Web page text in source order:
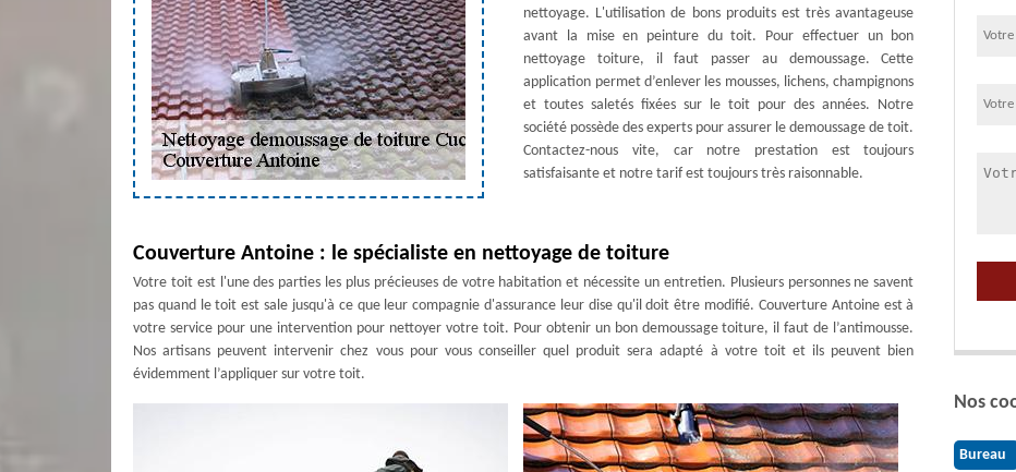
nettoyage. L'utilisation de bons produits est très avantageuse
avant la mise en peinture du toit. Pour effectuer un bon
nettoyage toiture, il faut passer au demoussage. Cette
application permet d’enlever les mousses, lichens, champignons
et toutes saletés fixées sur le toit pour des années. Notre
société possède des experts pour assurer le demoussage de toit.
Contactez-nous vite, car notre prestation est toujours
satisfaisante et notre tarif est toujours très raisonnable.
Couverture Antoine : le spécialiste en nettoyage de toiture
Votre toit est l'une des parties les plus précieuses de votre habitation et nécessite un entretien. Plusieurs personnes ne savent
pas quand le toit est sale jusqu'à ce que leur compagnie d'assurance leur dise qu'il doit être modifié. Couverture Antoine est à
votre service pour une intervention pour nettoyer votre toit. Pour obtenir un bon demoussage toiture, il faut de l’antimousse.
Nos artisans peuvent intervenir chez vous pour vous conseiller quel produit sera adapté à votre toit et ils peuvent bien
évidemment l’appliquer sur votre toit.
Nos
Bureau